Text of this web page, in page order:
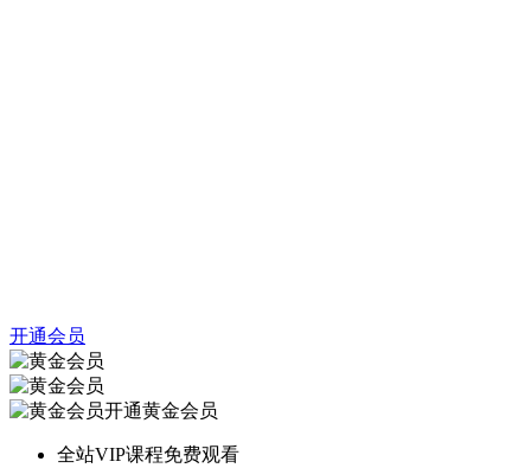
开通会员
开通黄金会员
全站VIP课程免费观看